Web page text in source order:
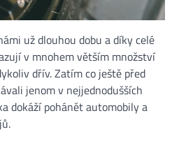
už dlouhou dobu a díky celé
v mnohem větším množství
dřív. Zatím co ještě před
jenom v nejjednodušších
dokáží pohánět automobily a